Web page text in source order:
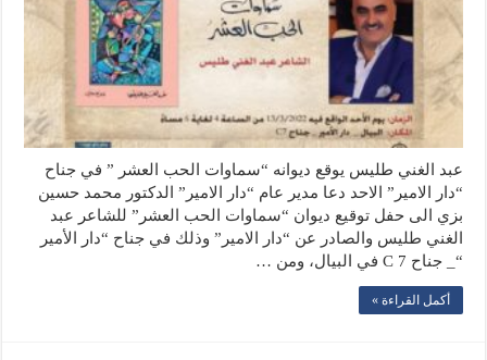
عبد الغني طليس يوقع ديوانه “سماوات الحب العشر ” في جناح
“دار الامير” الاحد دعا مدير عام “دار الامير” الدكتور محمد حسين
بزي الى حفل توقيع ديوان “سماوات الحب العشر” للشاعر عبد
الغني طليس والصادر عن “دار الامير” وذلك في جناح “دار الأمير
“_ جناح C 7 في البيال، ومن …
أكمل القراءة »